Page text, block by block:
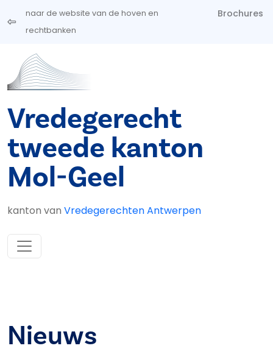
Overslaan en naar de inhoud gaan
naar de website van de hoven en
rechtbanken
Brochures
Vredegerecht
tweede kanton
Mol-Geel
kanton van Vredegerechten Antwerpen
Nieuws